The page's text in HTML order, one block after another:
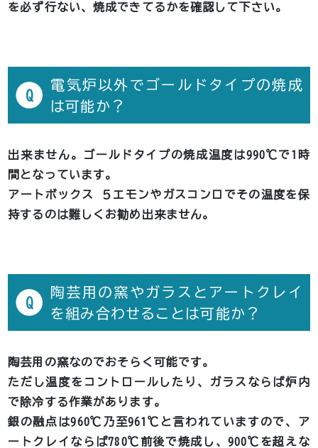
を必ず行ない、焼成できてるかを確認して下さい。
Q
電気炉以外でゴールドタイプの焼成
は可能か？
出来ません。ゴールドタイプの焼成温度は990℃で1時
間となっています。
アートボックス ５エモンやガスコンロでその温度を保
持するのは難しくお勧め出来ません。
Q
陶芸用の窯やガラスとアートクレイ
を組み合わせることは可能か？
陶芸用の窯なのでおそらく可能です。
ただし温度をコントロールしたり、ガラスならば炉内
で除冷する作業があります。
銀の融点は960℃乃至961℃と言われていますので、ア
ートクレイならば780℃前後で焼成し、900℃を超えな